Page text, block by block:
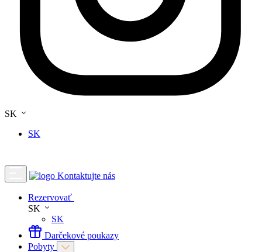
SK
SK
Kontaktujte nás
Rezervovať
SK
SK
Darčekové poukazy
Pobyty